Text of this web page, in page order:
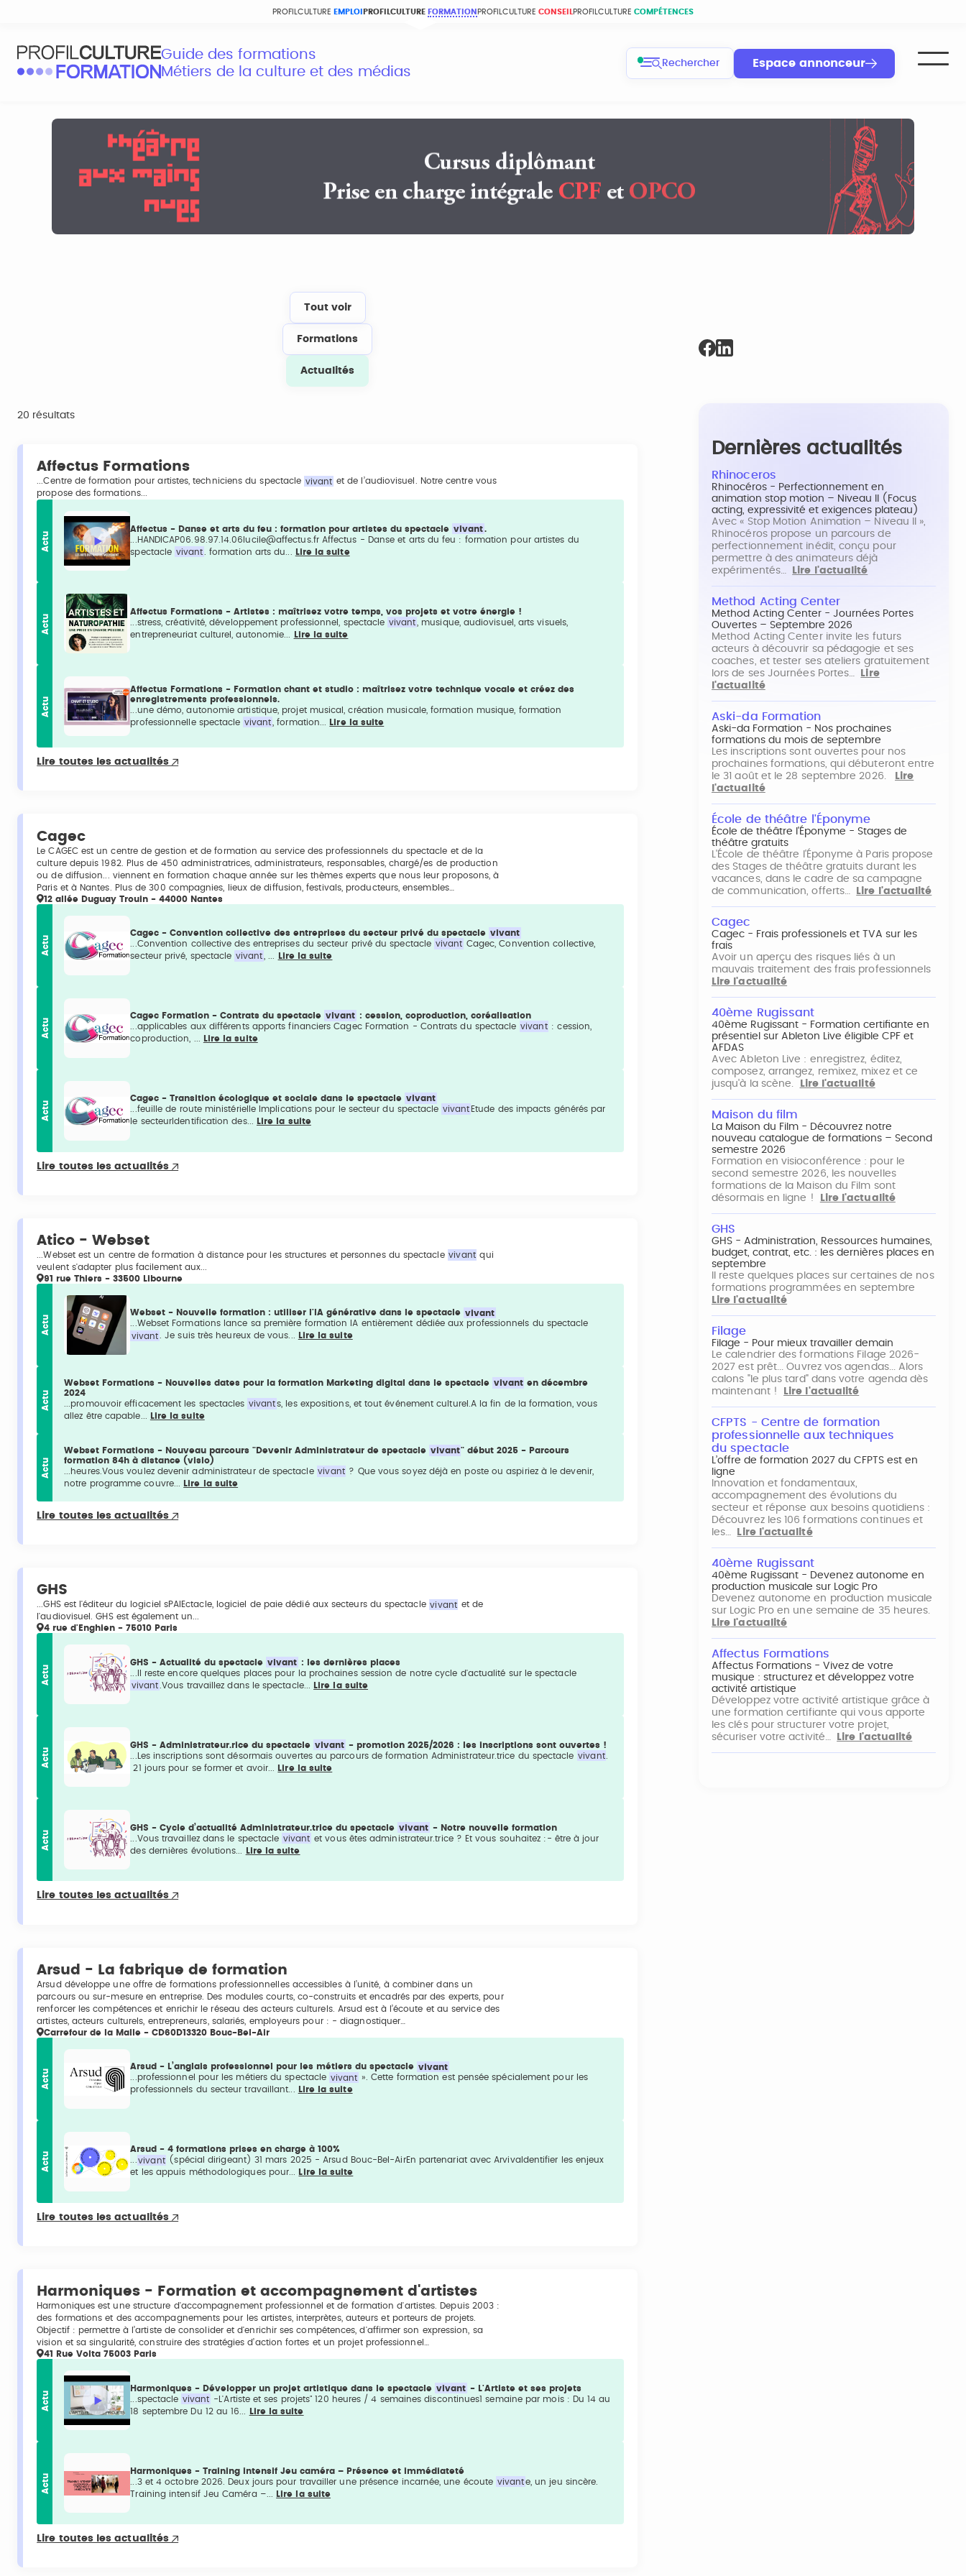
PROFILCULTURE EMPLOI PROFILCULTURE FORMATION PROFILCULTURE CONSEIL PROFILCULTURE COMPÉTENCES
Guide des formations
Métiers de la culture et des médias
Rechercher Espace annonceur
Tout voir
Formations
Actualités
20 résultats
Affectus Formations
...Centre de formation pour artistes, techniciens du spectacle vivant et de l’audiovisuel. Notre centre vous
propose des formations...
Actu
Affectus - Danse et arts du feu : formation pour artistes du spectacle vivant.
...HANDICAP06.98.97.14.06lucile@affectus.fr Affectus - Danse et arts du feu : formation pour artistes du
spectacle vivant . formation arts du... Lire la suite
Actu
Affectus Formations - Artistes : maîtrisez votre temps, vos projets et votre énergie !
...stress, créativité, développement professionnel, spectacle vivant
, musique, audiovisuel, arts visuels,
entrepreneuriat culturel, autonomie...
Lire la suite
Actu
Affectus Formations - Formation chant et studio : maîtrisez votre technique vocale et créez des
enregistrements professionnels.
...une démo, autonomie artistique, projet musical, création musicale, formation musique, formation
professionnelle spectacle vivant , formation... Lire la suite
Lire toutes les actualités
Cagec
Le CAGEC est un centre de gestion et de formation au service des professionnels du spectacle et de la
culture depuis 1982. Plus de 450 administratrices, administrateurs, responsables, chargé/es de production
ou de diffusion... viennent en formation chaque année sur les thèmes experts que nous leur proposons, à
Paris et à Nantes. Plus de 300 compagnies, lieux de diffusion, festivals, producteurs, ensembles…
12 allée Duguay Trouin - 44000 Nantes
Actu
Cagec - Convention collective des entreprises du secteur privé du spectacle vivant
...Convention collective des entreprises du secteur privé du spectacle vivant Cagec, Convention collective,
secteur privé, spectacle vivant Lire la suite
Actu
Cagec Formation - Contrats du spectacle vivant : cession, coproduction, coréalisation
...applicables aux différents apports financiers Cagec Formation - Contrats du spectacle vivant : cession,
coproduction, ...
Lire la suite
Actu
Cagec - Transition écologique et sociale dans le spectacle vivant
...feuille de route ministérielle Implications pour le secteur du spectacle vivant Etude des impacts générés par
le secteurIdentification des...
Lire la suite
Lire toutes les actualités
Atico - Webset
...Webset est un centre de formation à distance pour les structures et personnes du spectacle vivant qui
veulent s'adapter plus facilement aux...
91 rue Thiers - 33500 Libourne
Actu
Webset - Nouvelle formation : utiliser l'IA générative dans le spectacle vivant
...Webset Formations lance sa première formation IA entièrement dédiée aux professionnels du spectacle
vivant. Je suis très heureux de vous... Lire la suite
Actu
Webset Formations - Nouvelles dates pour la formation Marketing digital dans le spectacle vivant en décembre
2024
...promouvoir efficacement les spectacles vivants, les expositions, et tout événement culturel.A la fin de la formation, vous
allez être capable...
Lire la suite
Actu
Webset Formations - Nouveau parcours "Devenir Administrateur de spectacle vivant" début 2025 - Parcours
formation 84h à distance (visio)
...heures.Vous voulez devenir administrateur de spectacle vivant ? Que vous soyez déjà en poste ou aspiriez à le devenir,
notre programme couvre...
Lire la suite
Lire toutes les actualités
GHS
...GHS est l'éditeur du logiciel sPAIEctacle, logiciel de paie dédié aux secteurs du spectacle vivant et de
l'audiovisuel. GHS est également un...
4 rue d'Enghien - 75010 Paris
Actu
GHS - Actualité du spectacle vivant : les dernières places
...Il reste encore quelques places pour la prochaines session de notre cycle d'actualité sur le spectacle
vivant .Vous travaillez dans le spectacle... Lire la suite
Actu
GHS - Administrateur.rice du spectacle vivant - promotion 2025/2026 : les inscriptions sont ouvertes !
...Les inscriptions sont désormais ouvertes au parcours de formation Administrateur.trice du spectacle vivant
21 jours pour se former et avoir...
Lire la suite
Actu
GHS - Cycle d’actualité Administrateur.trice du spectacle vivant - Notre nouvelle formation
...Vous travaillez dans le spectacle vivant et vous êtes administrateur.trice ? Et vous souhaitez :- être à jour
des dernières évolutions...
Lire la suite
Lire toutes les actualités
Arsud - La fabrique de formation
Arsud développe une offre de formations professionnelles accessibles à l’unité, à combiner dans un
parcours ou sur-mesure en entreprise. Des modules courts, co-construits et encadrés par des experts, pour
renforcer les compétences et enrichir le réseau des acteurs culturels. Arsud est à l’écoute et au service des
artistes, acteurs culturels, entrepreneurs, salariés, employeurs pour : - diagnostiquer…
Carrefour de la Malle - CD60D13320 Bouc-Bel-Air
Actu
Arsud - L’anglais professionnel pour les métiers du spectacle vivant
...professionnel pour les métiers du spectacle vivant ». Cette formation est pensée spécialement pour les
professionnels du secteur travaillant...
Lire la suite
Actu
Arsud - 4 formations prises en charge à 100%
vivant (spécial dirigeant) 31 mars 2025 - Arsud Bouc-Bel-AirEn partenariat avec ArvivaIdentifier les enjeux
et les appuis méthodologiques pour...
Lire la suite
Lire toutes les actualités
Harmoniques - Formation et accompagnement d'artistes
Harmoniques est une structure d'accompagnement professionnel et de formation d'artistes. Depuis 2003 :
des formations et des accompagnements pour les artistes, interprètes, auteurs et porteurs de projets.
Objectif : permettre à l’artiste de consolider et d'enrichir ses compétences, d'affirmer son expression, sa
vision et sa singularité, construire des stratégies d’action fortes et un projet professionnel…
41 Rue Volta 75003 Paris
Actu
Harmoniques - Développer un projet artistique dans le spectacle vivant - L'Artiste et ses projets
...spectacle vivant -L'Artiste et ses projets" 120 heures / 4 semaines discontinues1 semaine par mois : Du 14 au
18 septembre Du 12 au 16...
Lire la suite
Actu
Harmoniques - Training intensif Jeu caméra – Présence et immédiateté
...3 et 4 octobre 2026. Deux jours pour travailler une présence incarnée, une écoute vivante, un jeu sincère.
Training intensif Jeu Caméra –...
Lire la suite
Lire toutes les actualités
Dernières actualités
Rhinoceros
Rhinocéros - Perfectionnement en
animation stop motion – Niveau II (Focus
acting, expressivité et exigences plateau)
Avec « Stop Motion Animation – Niveau II »,
Rhinocéros propose un parcours de
perfectionnement inédit, conçu pour
permettre à des animateurs déjà
expérimentés…
Lire l'actualité
Method Acting Center
Method Acting Center - Journées Portes
Ouvertes – Septembre 2026
Method Acting Center invite les futurs
acteurs à découvrir sa pédagogie et ses
coaches, et tester ses ateliers gratuitement
lors de ses Journées Portes…
Lire
l'actualité
Aski-da Formation
Aski-da Formation - Nos prochaines
formations du mois de septembre
Les inscriptions sont ouvertes pour nos
prochaines formations, qui débuteront entre
le 31 août et le 28 septembre 2026.
Lire
l'actualité
École de théâtre l'Éponyme
École de théâtre l'Éponyme - Stages de
théâtre gratuits
L'École de théâtre l'Éponyme à Paris propose
des Stages de théâtre gratuits durant les
vacances, dans le cadre de sa campagne
de communication, offerts…
Lire l'actualité
Cagec
Cagec - Frais professionels et TVA sur les
frais
Avoir un aperçu des risques liés à un
mauvais traitement des frais professionnels
Lire l'actualité
40ème Rugissant
40ème Rugissant - Formation certifiante en
présentiel sur Ableton Live éligible CPF et
AFDAS
Avec Ableton Live : enregistrez, éditez,
composez, arrangez, remixez, mixez et ce
jusqu'à la scène.
Lire l'actualité
Maison du film
La Maison du Film - Découvrez notre
nouveau catalogue de formations – Second
semestre 2026
Formation en visioconférence : pour le
second semestre 2026, les nouvelles
formations de la Maison du Film sont
désormais en ligne !
Lire l'actualité
GHS
GHS - Administration, Ressources humaines,
budget, contrat, etc. : les dernières places en
septembre
Il reste quelques places sur certaines de nos
formations programmées en septembre
Lire l'actualité
Filage
Filage - Pour mieux travailler demain
Le calendrier des formations Filage 2026-
2027 est prêt... Ouvrez vos agendas... Alors
calons "le plus tard" dans votre agenda dès
maintenant !
Lire l'actualité
CFPTS - Centre de formation
professionnelle aux techniques
du spectacle
L’offre de formation 2027 du CFPTS est en
ligne
Innovation et fondamentaux,
accompagnement des évolutions du
secteur et réponse aux besoins quotidiens :
Découvrez les 106 formations continues et
les…
Lire l'actualité
40ème Rugissant
40ème Rugissant - Devenez autonome en
production musicale sur Logic Pro
Devenez autonome en production musicale
sur Logic Pro en une semaine de 35 heures.
Lire l'actualité
Affectus Formations
Affectus Formations - Vivez de votre
musique : structurez et développez votre
activité artistique
Développez votre activité artistique grâce à
une formation certifiante qui vous apporte
les clés pour structurer votre projet,
sécuriser votre activité…
Lire l'actualité